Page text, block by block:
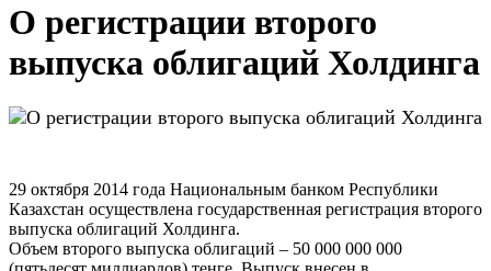
О регистрации второго
выпуска облигаций Холдинга
29 октября 2014 года Национальным банком Республики
Казахстан осуществлена государственная регистрация второго
выпуска облигаций Холдинга.
Объем второго выпуска облигаций – 50 000 000 000